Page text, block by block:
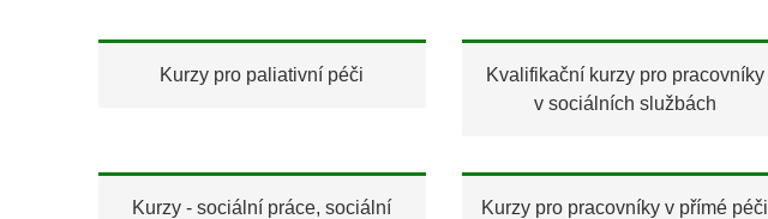
Kurzy pro paliativní péči
Kvalifikační kurzy pro pracovníky
v sociálních službách
Kurzy - sociální práce, sociální
Kurzy pro pracovníky v přímé péči